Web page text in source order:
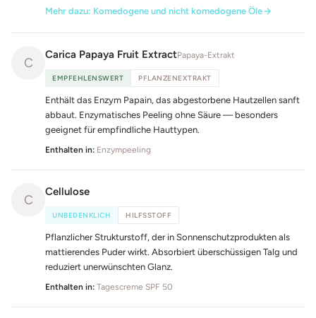
Mehr dazu: Komedogene und nicht komedogene Öle
C
Carica Papaya Fruit ExtractPapaya-Extrakt
EMPFEHLENSWERT PFLANZENEXTRAKT
Enthält das Enzym Papain, das abgestorbene Hautzellen sanft
abbaut. Enzymatisches Peeling ohne Säure — besonders
geeignet für empfindliche Hauttypen.
Enthalten in: Enzympeeling
C
Cellulose
UNBEDENKLICH HILFSSTOFF
Pflanzlicher Strukturstoff, der in Sonnenschutzprodukten als
mattierendes Puder wirkt. Absorbiert überschüssigen Talg und
reduziert unerwünschten Glanz.
Enthalten in: Tagescreme SPF 50